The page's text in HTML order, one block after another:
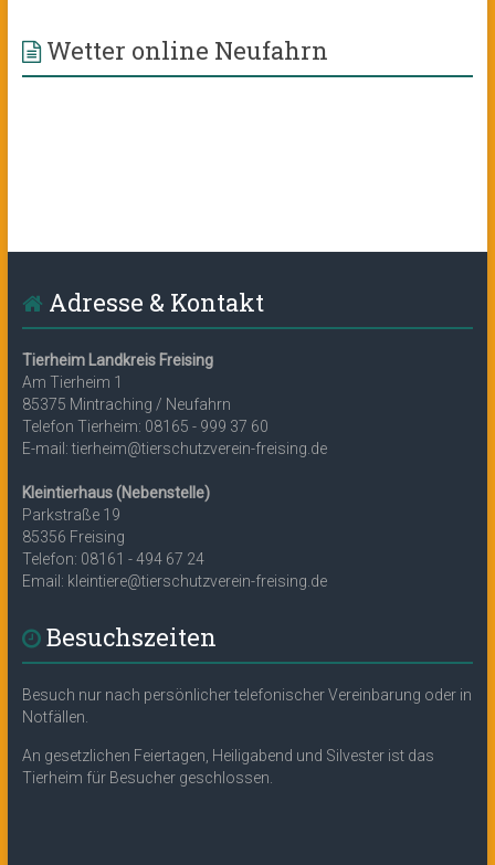
Wetter online Neufahrn
Adresse & Kontakt
Tierheim Landkreis Freising
Am Tierheim 1
85375 Mintraching / Neufahrn
Telefon Tierheim: 08165 - 999 37 60
E-mail: tierheim@tierschutzverein-freising.de
Kleintierhaus (Nebenstelle)
Parkstraße 19
85356 Freising
Telefon: 08161 - 494 67 24
Email: kleintiere@tierschutzverein-freising.de
Besuchszeiten
Besuch nur nach persönlicher telefonischer Vereinbarung oder in
Notfällen.
An gesetzlichen Feiertagen, Heiligabend und Silvester ist das
Tierheim für Besucher geschlossen.